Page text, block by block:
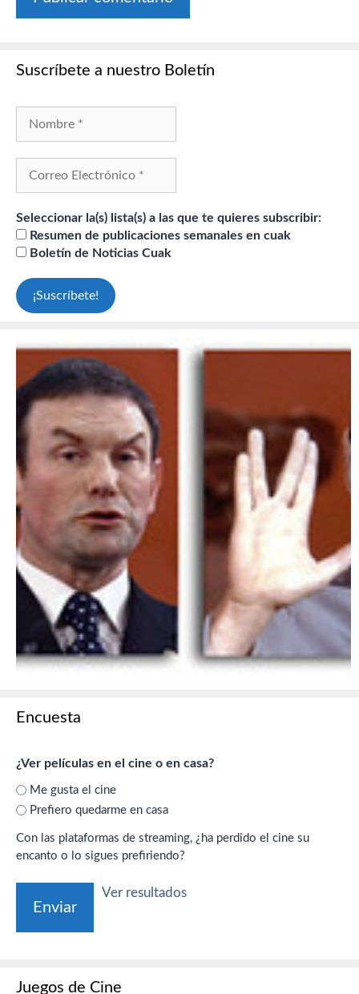
Suscríbete a nuestro Boletín
Seleccionar la(s) lista(s) a las que te quieres subscribir:
Resumen de publicaciones semanales en cuak
Boletín de Noticias Cuak
Encuesta
¿Ver películas en el cine o en casa?
Me gusta el cine
Prefiero quedarme en casa
Con las plataformas de streaming, ¿ha perdido el cine su
encanto o lo sigues prefiriendo?
Ver resultados
Juegos de Cine